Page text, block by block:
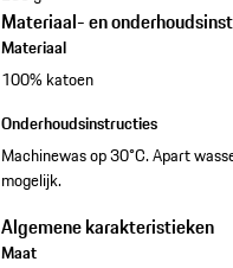
Materiaal- en
Materiaal
100% katoen
Onderhoudsinstructies
Machinewas op 30°C. Apart
mogelijk.
Algemene karakteristieken
Maat